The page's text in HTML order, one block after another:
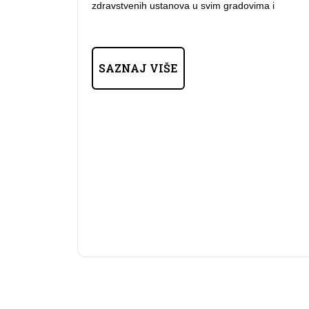
zdravstvenih ustanova u svim gradovima i
SAZNAJ VIŠE